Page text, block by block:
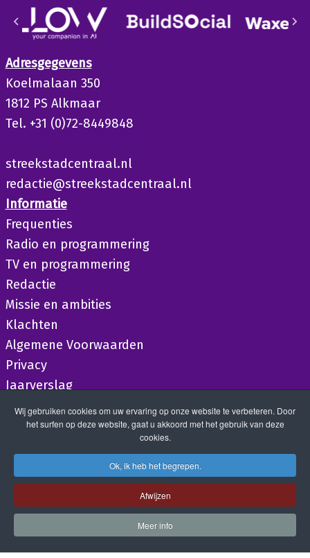
Adresgegevens
Koelmalaan 350
1812 PS Alkmaar
Tel. +31 (0)72-8449848
streekstadcentraal.nl
redactie@streekstadcentraal.nl
Informatie
Frequenties
Radio en programmering
TV en programmering
Redactie
Missie en ambities
Klachten
Algemene Voorwaarden
Privacy
Jaarverslag
Wij gebruiken cookies om uw ervaring op onze website te verbeteren. Door
het surfen op deze website, gaat u akkoord met het gebruik van deze
cookies.
Ok, ik heb het begrepen.
Afwijzen
Meer info